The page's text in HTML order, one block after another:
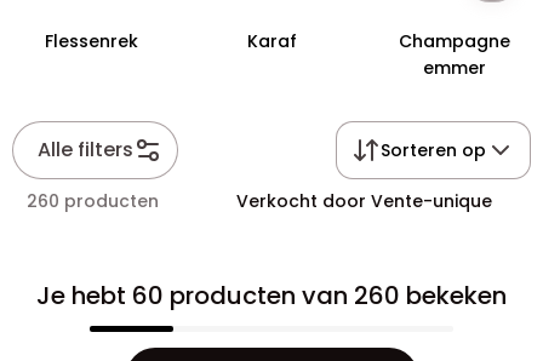
Flessenrek Karaf
Champagne
emmer
Alle filters Sorteren op
260 producten Verkocht door Vente-unique
Je hebt 60 producten van 260 bekeken